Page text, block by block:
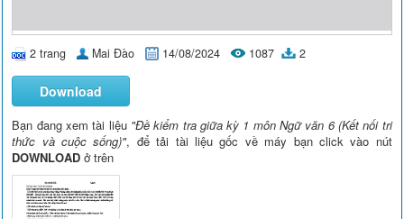
2 trang Mai Đào 14/08/2024 1087 2
Download
Bạn đang xem tài liệu "Đề kiểm tra giữa kỳ 1 môn Ngữ văn 6 (Kết nối tri
thức và cuộc sống)", để tải tài liệu gốc về máy bạn click vào nút
DOWNLOAD ở trên